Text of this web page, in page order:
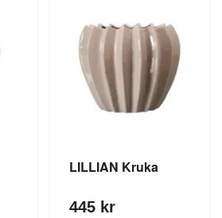
LILLIAN Kruka
445 kr